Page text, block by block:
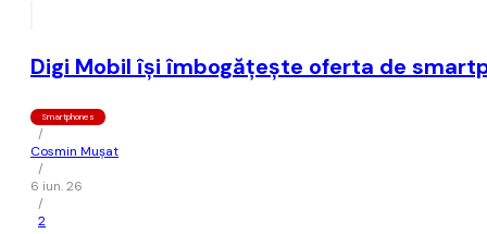
Digi Mobil îşi îmbogăţeşte oferta de
Smartphones
/
Cosmin Mușat
/
6 iun. 26
/
2